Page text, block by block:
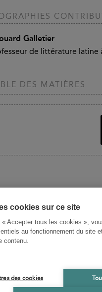
cookies sur ce site
« Accepter tous les cookies »,
au fonctionnement du site
contenu.
des cookies
Galletier
de littérature latine
DES MATIÈRES